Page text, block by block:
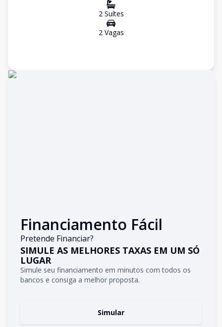
2Suítes
2Vagas
Financiamento Fácil
Pretende Financiar?
SIMULE AS MELHORES TAXAS EM UM SÓ
LUGAR
Simule seu financiamento em minutos com todos os
bancos e consiga a melhor proposta.
Simular